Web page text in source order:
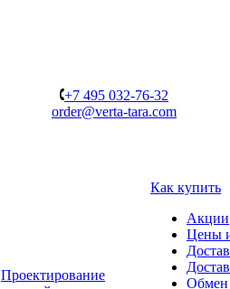
+7 495 032-76-32
order@verta-tara.com
Проектирование
Как купить
Акции
Цены
Обмен